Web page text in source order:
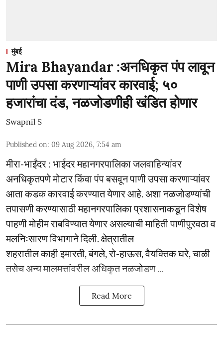
मुंबई
Mira Bhayandar :अनधिकृत पंप लावून
पाणी उपसा करणाऱ्यांवर कारवाई; ५०
हजारांचा दंड, नळजोडणीही खंडित होणार
Swapnil S
Published on: 09 Aug 2026, 7:54 am
मीरा-भाईंदर : भाईदर महानगरपालिका जलवाहिन्यांवर
अनधिकृतपणे मोटार किंवा पंप बसवून पाणी उपसा करणाऱ्यांवर
आता कडक कारवाई करण्यात येणार आहे. अशा नळजोडण्यांची
तपासणी करण्यासाठी महानगरपालिका प्रशासनाकडून विशेष
पाहणी मोहीम राबविण्यात येणार असल्याची माहिती पाणीपुरवठा व
मलनिःसारण विभागाने दिली. क्षेत्रातील
शहरातील काही इमारती, बंगले, रो-हाऊस, वैयक्तिक घरे, चाळी
तसेच अन्य मालमत्तांवरील अधिकृत नळजोडण ...
Read More